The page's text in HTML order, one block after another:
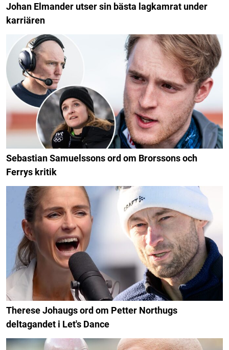
Johan Elmander utser sin bästa lagkamrat under
karriären
Sebastian Samuelssons ord om Brorssons och
Ferrys kritik
Therese Johaugs ord om Petter Northugs
deltagandet i Let's Dance